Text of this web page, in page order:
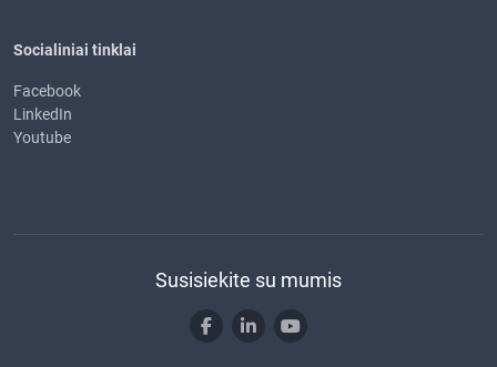
Socialiniai tinklai
Facebook
LinkedIn
Youtube
Susisiekite su mumis